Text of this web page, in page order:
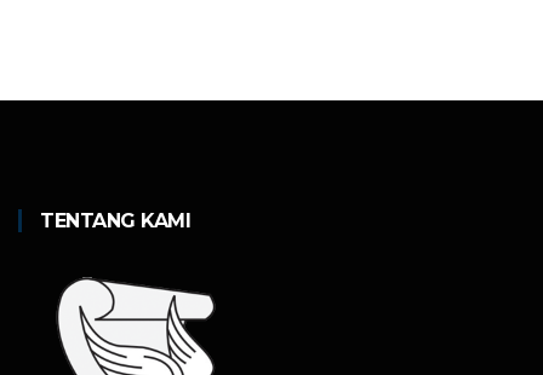
TENTANG KAMI